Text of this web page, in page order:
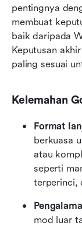
pentingnya
membuat
baik daripada
Keputusan
paling sesuai
Kelemahan
Format
berkuasa
atau
seperti
terperinci,
mod luar